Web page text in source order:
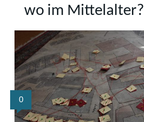
wo im Mittelalter?
0